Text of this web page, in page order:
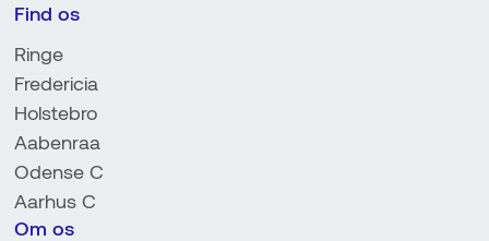
Find os
Ringe
Fredericia
Holstebro
Aabenraa
Odense C
Aarhus C
Om os